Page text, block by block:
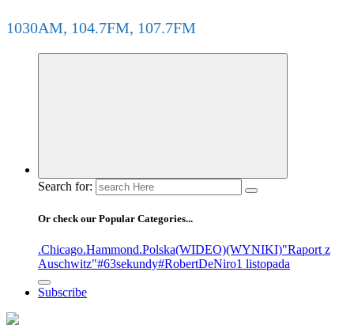
1030AM, 104.7FM, 107.7FM
Search for:
Or check our Popular Categories...
.Chicago.Hammond.Polska(WIDEO)(WYNIKI)"Raport z
Auschwitz"#63sekundy#RobertDeNiro1 listopada
Subscribe